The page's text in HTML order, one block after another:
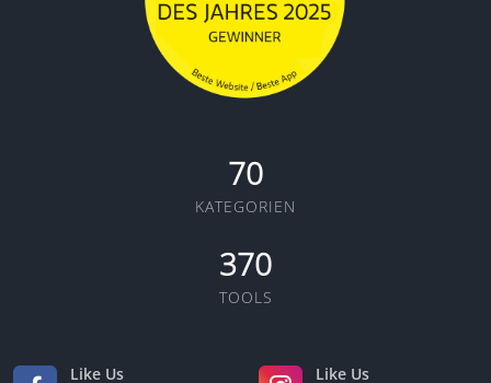
70
KATEGORIEN
370
TOOLS
Like Us
Like Us